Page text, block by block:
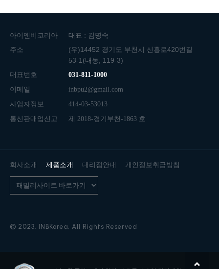
아이앤비코리아
대표 : 김명숙
주소
(우)14452 경기도 부천시 신흥로420번길
53-1(내동, 119-3)
대표번호
031-811-1000
이메일 inbpu2@gmail.com
사업자정보 414-03-53013
통신판매업신고 제 2018-경기부천-1863 호
회사소개 제품소개 대리점안내 개인정보취급방침
© 2023. INBKorea. All Rights Reserved